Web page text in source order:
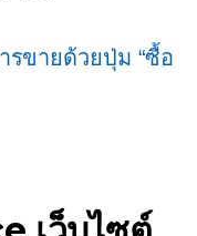
รขายด้วยปุ่ม “ซื้อ